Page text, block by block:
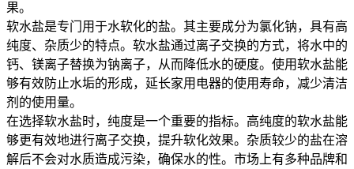
果。
软水盐是专门用于水软化的盐。其主要成分为氯化钠，具有高
纯度、杂质少的特点。软水盐通过离子交换的方式，将水中的
钙、镁离子替换为钠离子，从而降低水的硬度。使用软水盐能
够有效防止水垢的形成，延长家用电器的使用寿命，减少清洁
剂的使用量。
在选择软水盐时，纯度是一个重要的指标。高纯度的软水盐能
够更有效地进行离子交换，提升软化效果。杂质较少的盐在溶
解后不会对水质造成污染，确保水的性。市场上有多种品牌和